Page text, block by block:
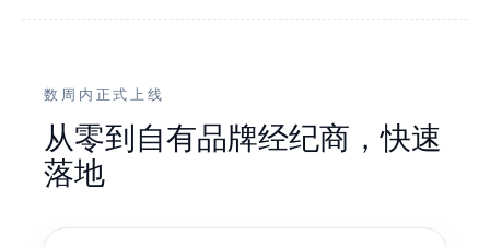
数周内正式上线
从零到自有品牌经纪商，快速
落地